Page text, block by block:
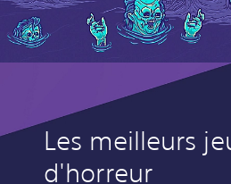
Les meilleurs
d'horreur